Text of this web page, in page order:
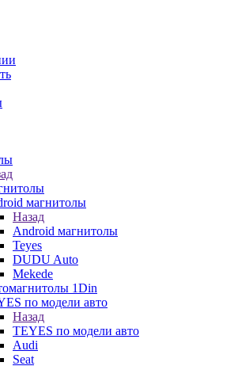
магнитолы
Назад
Android магнитолы
Teyes
DUDU Auto
Mekede
1Din
по модели авто
Назад
TEYES по модели авто
Audi
Seat